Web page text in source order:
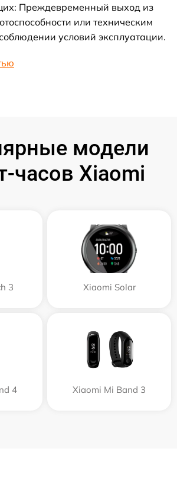
Преждевременный выход из
или техническим
условий эксплуатации.
модели
часов Xiaomi
3 Xiaomi Solar
4 Xiaomi Mi Band 3